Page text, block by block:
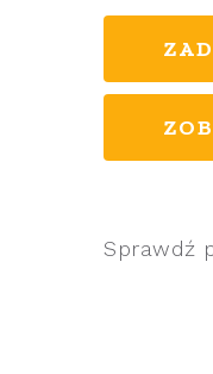
Sprawdź